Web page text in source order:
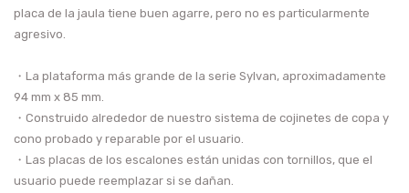
placa de la jaula tiene buen agarre, pero no es particularmente
agresivo.
・La plataforma más grande de la serie Sylvan, aproximadamente
94 mm x 85 mm.
・Construido alrededor de nuestro sistema de cojinetes de copa y
cono probado y reparable por el usuario.
・Las placas de los escalones están unidas con tornillos, que el
usuario puede reemplazar si se dañan.